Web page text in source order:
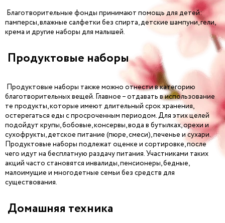
Благотворительные фонды принимают помощь для детей:
памперсы, влажные салфетки без спирта, детские шампуни, гели,
крема и другие наборы для малышей.
Продуктовые наборы
Продуктовые наборы также можно отнести в категорию
благотворительных вещей. Главное – отдавать в использование
те продукты, которые имеют длительный срок хранения,
остерегаться еды с просроченным периодом. Для этих целей
подойдут крупы, бобовые, консервы, вода в бутылках, орехи и
сухофрукты, детское питание (пюре, смеси), печенье и сухари.
Продуктовые наборы подлежат оценке и сортировке, после
чего идут на бесплатную раздачу питания. Участниками таких
акций часто становятся инвалиды, пенсионеры, бедные,
малоимущие и многодетные семьи без средств для
существования.
Домашняя техника